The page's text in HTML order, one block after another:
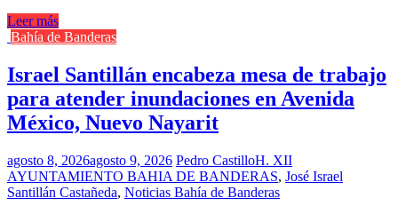
Leer más
Bahía de Banderas
Israel Santillán encabeza mesa de trabajo
para atender inundaciones en Avenida
México, Nuevo Nayarit
agosto 8, 2026agosto 9, 2026 Pedro CastilloH. XII
AYUNTAMIENTO BAHIA DE BANDERAS, José Israel
Santillán Castañeda, Noticias Bahía de Banderas